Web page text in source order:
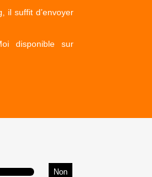
il suffit d’envoyer
disponible sur
Non